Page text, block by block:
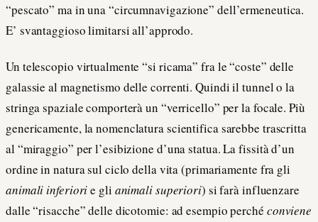
“pescato” ma in una “circumnavigazione” dell’ermeneutica.
E’ svantaggioso limitarsi all’approdo.
Un telescopio virtualmente “si ricama” fra le “coste” delle
galassie al magnetismo delle correnti. Quindi il tunnel o la
stringa spaziale comporterà un “verricello” per la focale. Più
genericamente, la nomenclatura scientifica sarebbe trascritta
al “miraggio” per l’esibizione d’una statua. La fissità d’un
ordine in natura sul ciclo della vita (primariamente fra gli
animali inferiorie gli animali superiori) si farà influenzare
dalle “risacche” delle dicotomie: ad esempio perché conviene